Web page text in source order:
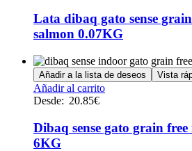
Lata dibaq gato sense
salmon 0.07KG
Añadir a la lista de deseos Vista
Añadir al carritoEste
múltiples
variantes.
Desde: 20.85€
Dibaq sense gato grain
6KG